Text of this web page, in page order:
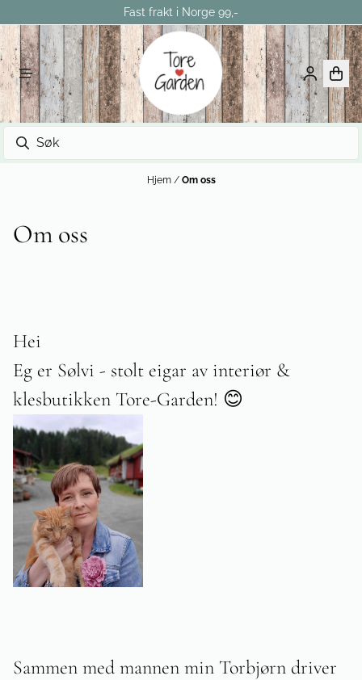
Fast frakt i Norge 99,-
Hjem / Om oss
Om oss
Hei
Eg er Sølvi - stolt eigar av interiør &
klesbutikken Tore-Garden! 😊
Sammen med mannen min Torbjørn driver